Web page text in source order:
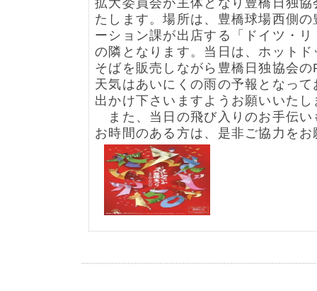
拡大委員会が主体となり豊橋日独
たします。場所は、豊橋球場西側
ーション課が出店する「ドイツ・
の隣となります。当日は、ホット
そばを販売しながら豊橋日独協会
天気はあいにくの雨の予報となっ
出かけ下さいますようお願いいたし
また、当日の飛び入りのお手伝い
お時間のある方は、是非ご協力を